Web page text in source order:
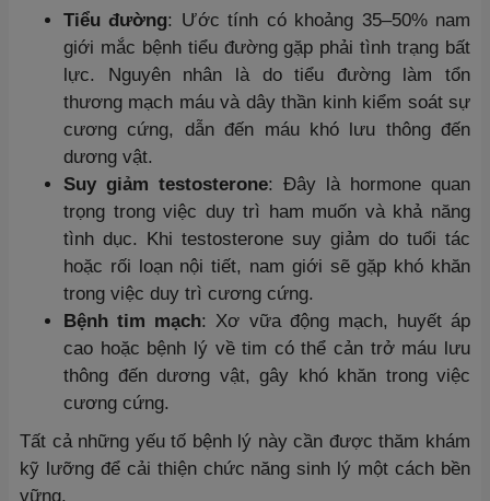
Tiểu đường: Ước tính có khoảng 35–50% nam
giới mắc bệnh tiểu đường gặp phải tình trạng bất
lực. Nguyên nhân là do tiểu đường làm tổn
thương mạch máu và dây thần kinh kiểm soát sự
cương cứng, dẫn đến máu khó lưu thông đến
dương vật.
Suy giảm testosterone: Đây là hormone quan
trọng trong việc duy trì ham muốn và khả năng
tình dục. Khi testosterone suy giảm do tuổi tác
hoặc rối loạn nội tiết, nam giới sẽ gặp khó khăn
trong việc duy trì cương cứng.
Bệnh tim mạch: Xơ vữa động mạch, huyết áp
cao hoặc bệnh lý về tim có thể cản trở máu lưu
thông đến dương vật, gây khó khăn trong việc
cương cứng.
Tất cả những yếu tố bệnh lý này cần được thăm khám
kỹ lưỡng để cải thiện chức năng sinh lý một cách bền
vững.